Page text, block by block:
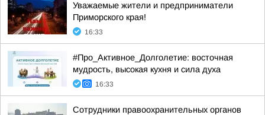
Уважаемые жители и предприниматели
Приморского края!
16:33
#Про_Активное_Долголетие: восточная
мудрость, высокая кухня и сила духа
16:33
Сотрудники правоохранительных органов